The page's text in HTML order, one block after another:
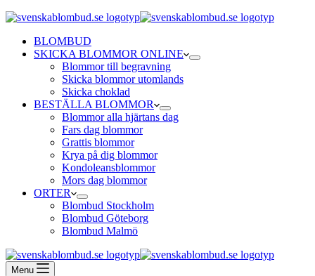
BLOMBUD
SKICKA BLOMMOR ONLINE
Blommor till begravning
Skicka blommor utomlands
Skicka choklad
BESTÄLLA BLOMMOR
Blommor alla hjärtans dag
Fars dag blommor
Grattis blommor
Krya på dig blommor
Kondoleansblommor
Mors dag blommor
ORTER
Blombud Stockholm
Blombud Göteborg
Blombud Malmö
Menu